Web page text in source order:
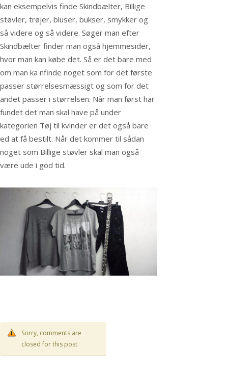
kan eksempelvis finde Skindbælter, Billige
støvler, trøjer, bluser, bukser, smykker og
så videre og så videre. Søger man efter
Skindbælter finder man også hjemmesider,
hvor man kan købe det. Så er det bare med
om man ka nfinde noget som for det første
passer størrelsesmæssigt og som for det
andet passer i størrelsen. Når man først har
fundet det man skal have på under
kategorien Tøj til kvinder er det også bare
ed at få bestilt. Når det kommer til sådan
noget som Billige støvler skal man også
være ude i god tid.
Sorry, comments are
closed for this post